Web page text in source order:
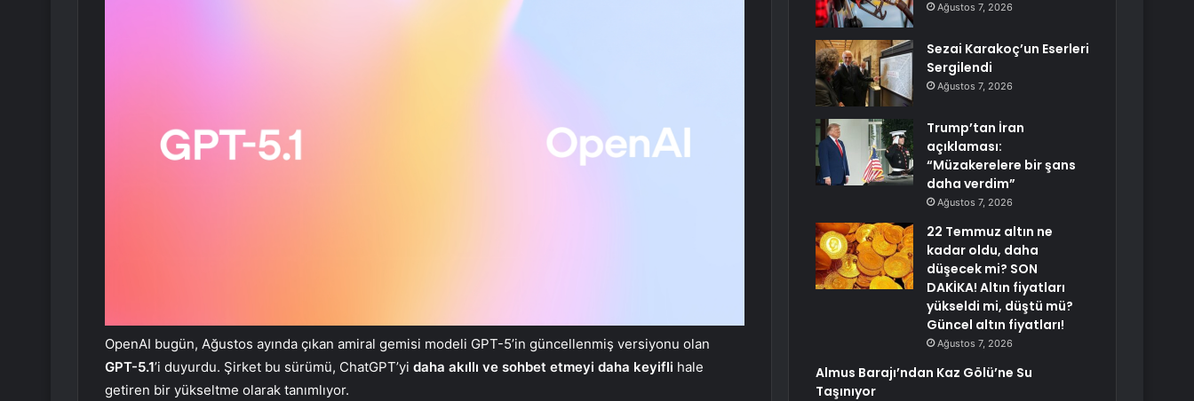
OpenAI bugün, Ağustos ayında çıkan amiral gemisi modeli GPT-5’in güncellenmiş versiyonu olan
GPT-5.1’i duyurdu. Şirket bu sürümü, ChatGPT’yi daha akıllı ve sohbet etmeyi daha keyifli hale
getiren bir yükseltme olarak tanımlıyor.
Ağustos 7, 2026
Sezai Karakoç’un Eserleri
Sergilendi
Ağustos 7, 2026
Trump’tan İran
açıklaması:
“Müzakerelere bir şans
daha verdim”
Ağustos 7, 2026
22 Temmuz altın ne
kadar oldu, daha
düşecek mi? SON
DAKİKA! Altın fiyatları
yükseldi mi, düştü mü?
Güncel altın fiyatları!
Ağustos 7, 2026
Almus Barajı’ndan Kaz Gölü’ne Su
Taşınıyor